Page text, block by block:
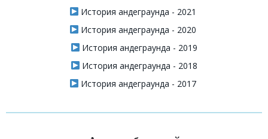
История андеграунда - 2021
История андеграунда - 2020
История андеграунда - 2019
История андеграунда - 2018
История андеграунда - 2017